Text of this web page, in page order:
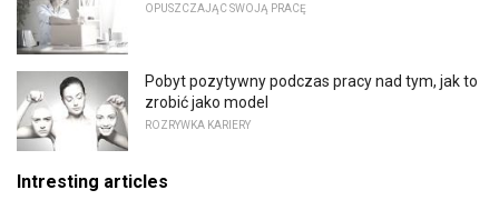
OPUSZCZAJĄC SWOJĄ PRACĘ
Pobyt pozytywny podczas pracy nad tym, jak to
zrobić jako model
ROZRYWKA KARIERY
Intresting articles